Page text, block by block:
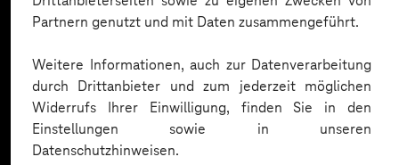
Partnern genutzt und mit Daten zusammengeführt.
Weitere Informationen, auch zur Datenverarbeitung
durch Drittanbieter und zum jederzeit möglichen
Widerrufs Ihrer Einwilligung, finden Sie in den
Einstellungen sowie in unseren
Datenschutzhinweisen.